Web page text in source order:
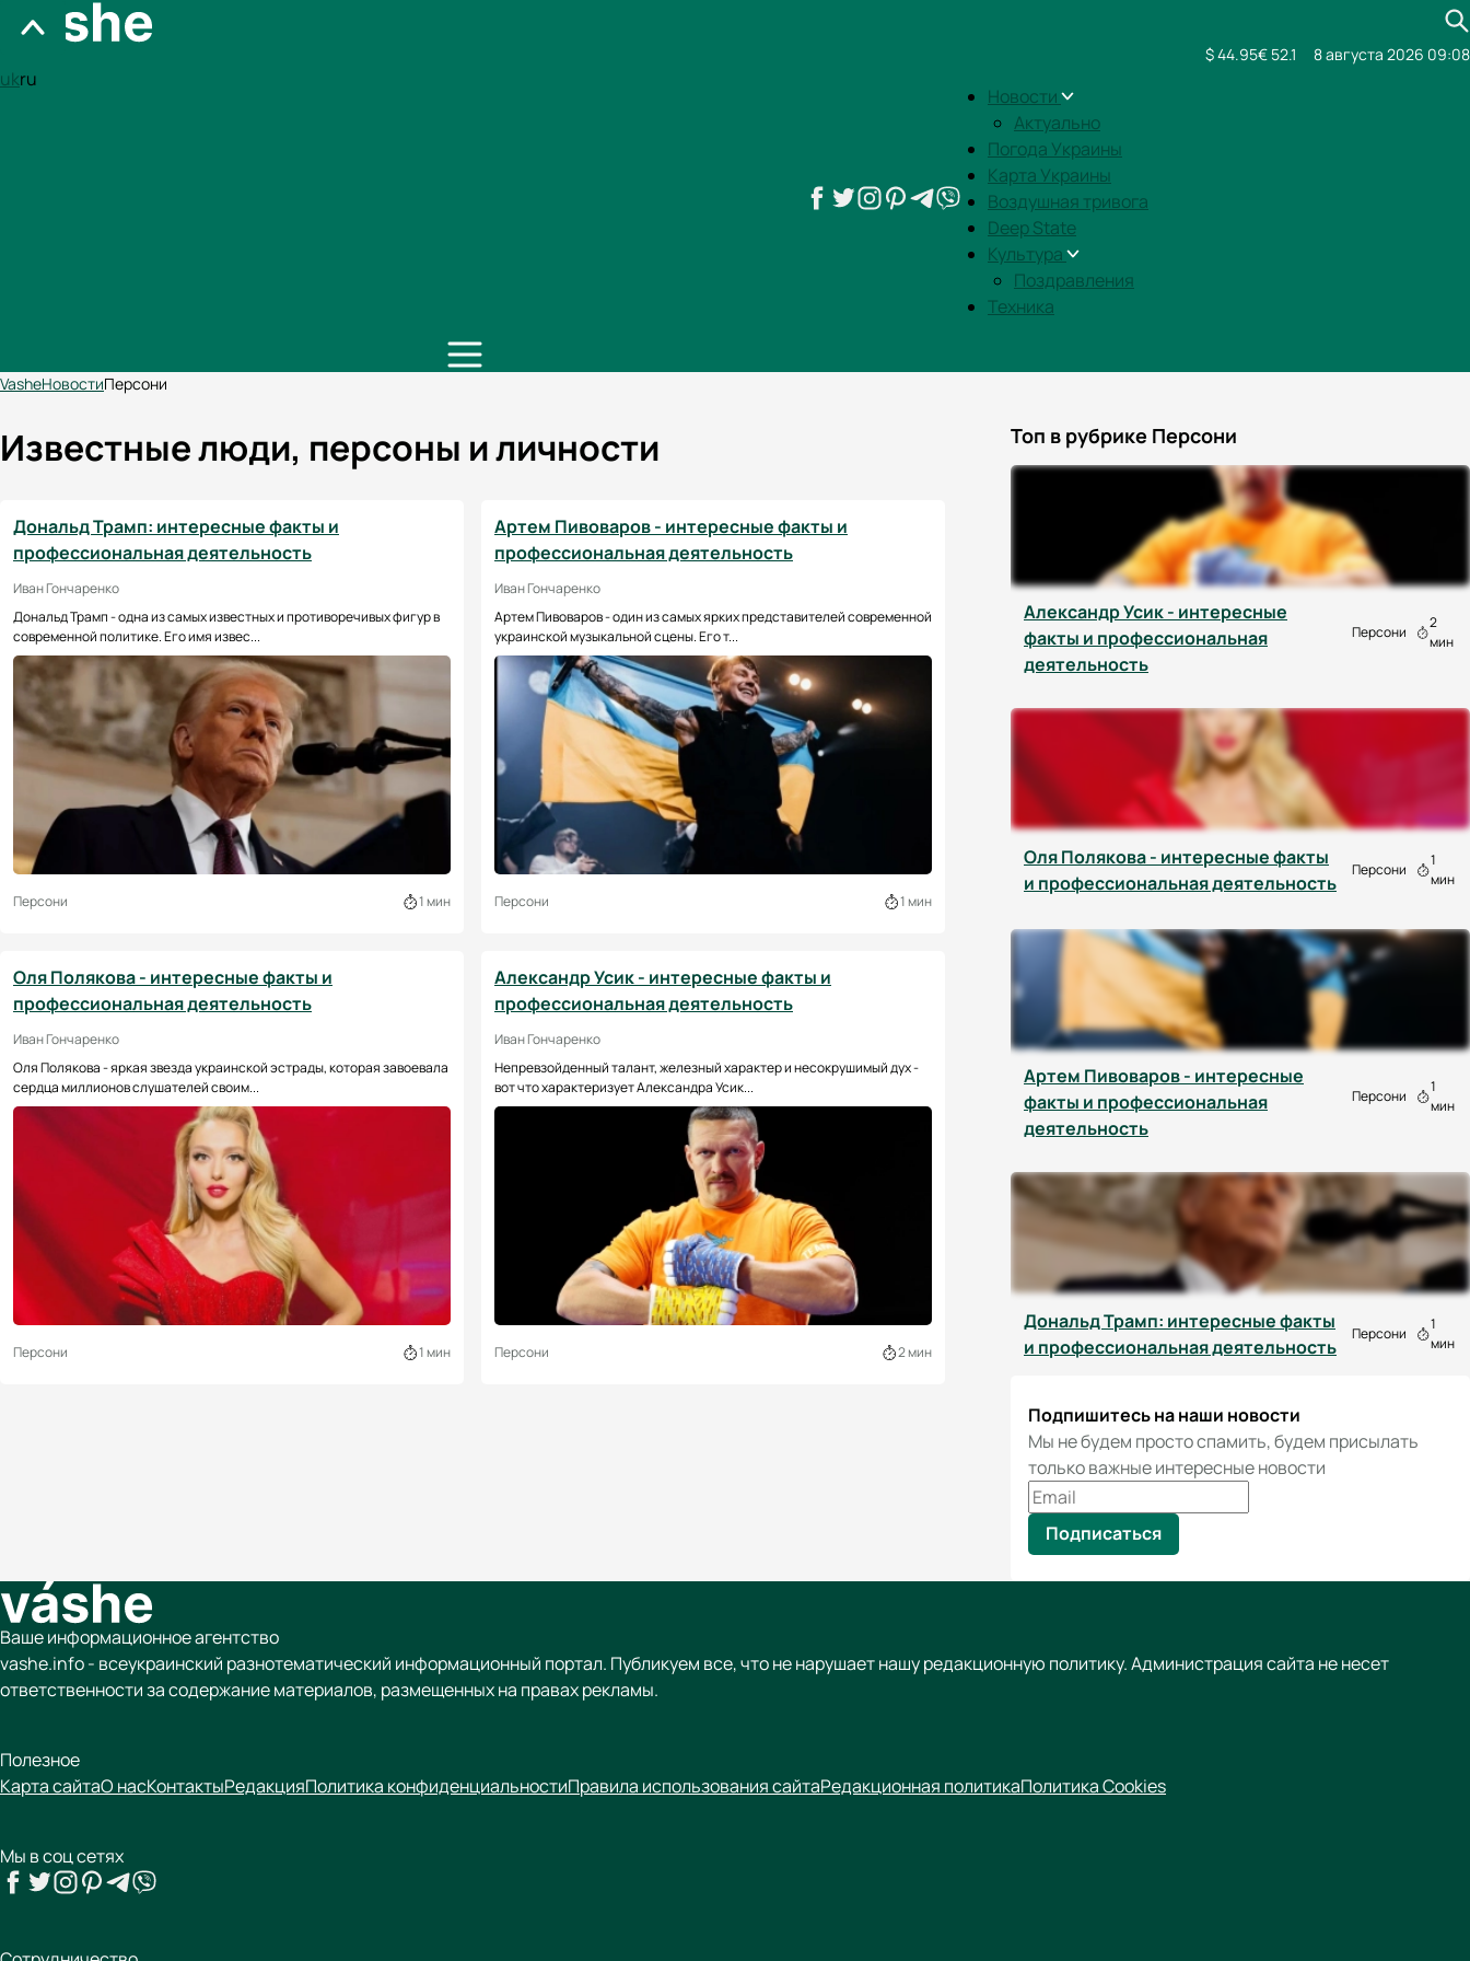
ukru
Новости
Актуально
Погода Украины
Карта Украины
Воздушная тривога
Deep State
Культура
Поздравления
Техника
$ 44.95€ 52.1 8 августа 2026 09:08
VasheНовостиПерсони
Известные люди, персоны и личности
Дональд Трамп: интересные факты и
профессиональная деятельность
Иван Гончаренко
Дональд Трамп - одна из самых известных и противоречивых фигур в
современной политике. Его имя извес...
Персони 1 мин
Артем Пивоваров - интересные факты и
профессиональная деятельность
Иван Гончаренко
Артем Пивоваров - один из самых ярких представителей современной
украинской музыкальной сцены. Его т...
Персони 1 мин
Оля Полякова - интересные факты и
профессиональная деятельность
Иван Гончаренко
Оля Полякова - яркая звезда украинской эстрады, которая завоевала
сердца миллионов слушателей своим...
Персони 1 мин
Александр Усик - интересные факты и
профессиональная деятельность
Иван Гончаренко
Непревзойденный талант, железный характер и несокрушимый дух -
вот что характеризует Александра Усик...
Персони 2 мин
Топ в рубрике Персони
Александр Усик - интересные
факты и профессиональная
деятельность
Персони
2
мин
Оля Полякова - интересные факты
и профессиональная деятельность
Персони
1
мин
Артем Пивоваров - интересные
факты и профессиональная
деятельность
Персони
1
мин
Дональд Трамп: интересные факты
и профессиональная деятельность
Персони
1
мин
Подпишитесь на наши новости
Мы не будем просто спамить, будем присылать
только важные интересные новости
Подписаться
Ваше информационное агентство
vashe.info - всеукраинский разнотематический информационный портал. Публикуем все, что не нарушает нашу редакционную политику. Администрация сайта не несет
ответственности за содержание материалов, размещенных на правах рекламы.
Полезное
Карта сайтаО насКонтактыРедакцияПолитика конфиденциальностиПравила использования сайтаРедакционная политикаПолитика Cookies
Мы в соц сетях